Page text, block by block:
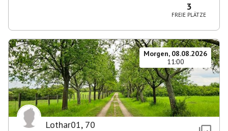
3
FREIE PLÄTZE
Morgen, 08.08.2026
11:00
Lothar01, 70